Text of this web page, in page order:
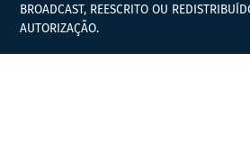
BROADCAST, REESCRITO OU
AUTORIZAÇÃO.